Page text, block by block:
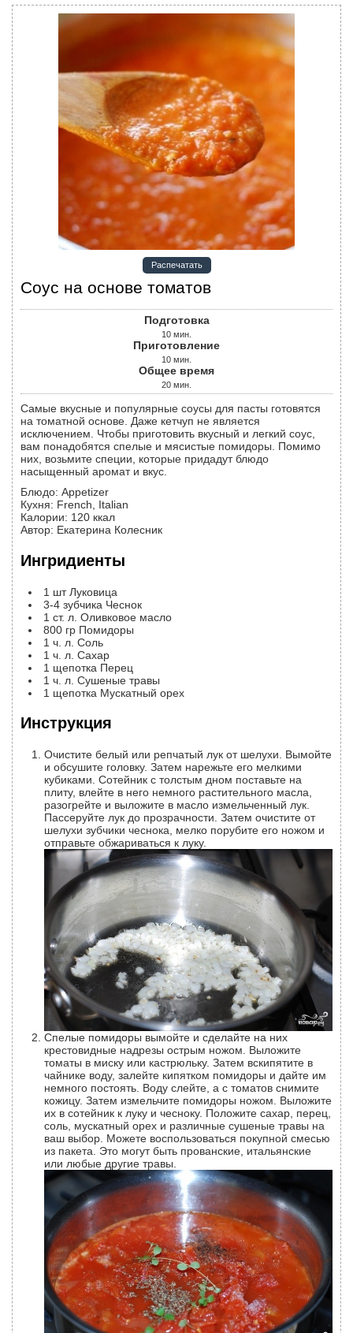
Распечатать
Соус на основе томатов
Подготовка
10 мин.
Приготовление
10 мин.
Общее время
20 мин.
Самые вкусные и популярные соусы для пасты готовятся
на томатной основе. Даже кетчуп не является
исключением. Чтобы приготовить вкусный и легкий соус,
вам понадобятся спелые и мясистые помидоры. Помимо
них, возьмите специи, которые придадут блюдо
насыщенный аромат и вкус.
Блюдо: Appetizer
Кухня: French, Italian
Калории: 120 ккал
Автор: Екатерина Колесник
Ингридиенты
1 шт Луковица
3-4 зубчика Чеснок
1 ст. л. Оливковое масло
800 гр Помидоры
1 ч. л. Соль
1 ч. л. Сахар
1 щепотка Перец
1 ч. л. Сушеные травы
1 щепотка Мускатный орех
Инструкция
Очистите белый или репчатый лук от шелухи. Вымойте
и обсушите головку. Затем нарежьте его мелкими
кубиками. Сотейник с толстым дном поставьте на
плиту, влейте в него немного растительного масла,
разогрейте и выложите в масло измельченный лук.
Пассеруйте лук до прозрачности. Затем очистите от
шелухи зубчики чеснока, мелко порубите его ножом и
отправьте обжариваться к луку.
Спелые помидоры вымойте и сделайте на них
крестовидные надрезы острым ножом. Выложите
томаты в миску или кастрюльку. Затем вскипятите в
чайнике воду, залейте кипятком помидоры и дайте им
немного постоять. Воду слейте, а с томатов снимите
кожицу. Затем измельчите помидоры ножом. Выложите
их в сотейник к луку и чесноку. Положите сахар, перец,
соль, мускатный орех и различные сушеные травы на
ваш выбор. Можете воспользоваться покупной смесью
из пакета. Это могут быть прованские, итальянские
или любые другие травы.